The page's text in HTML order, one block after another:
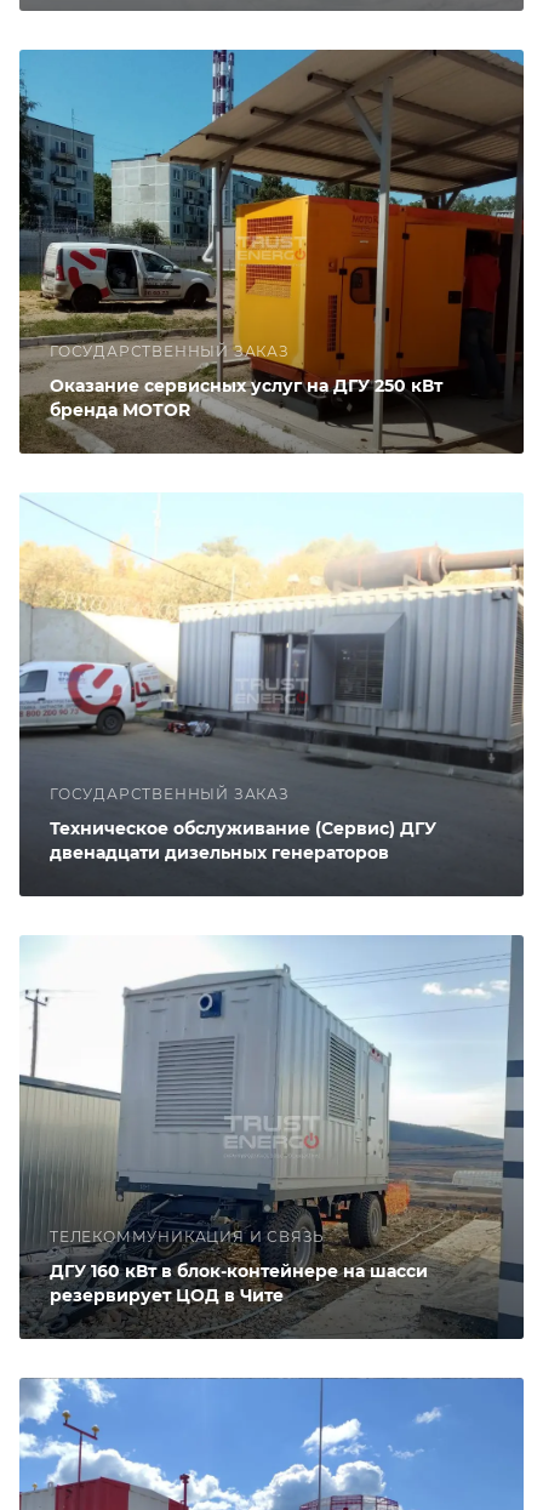
ГОСУДАРСТВЕННЫЙ ЗАКАЗ
Оказание сервисных услуг на ДГУ 250 кВт
бренда MOTOR
ГОСУДАРСТВЕННЫЙ ЗАКАЗ
Техническое обслуживание (Сервис) ДГУ
двенадцати дизельных генераторов
ТЕЛЕКОММУНИКАЦИЯ И СВЯЗЬ
ДГУ 160 кВт в блок-контейнере на шасси
резервирует ЦОД в Чите